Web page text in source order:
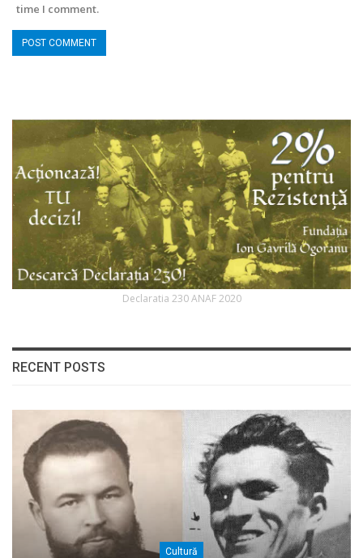
time I comment.
Declaratia 230 ANAF 2020
RECENT POSTS
Cultură